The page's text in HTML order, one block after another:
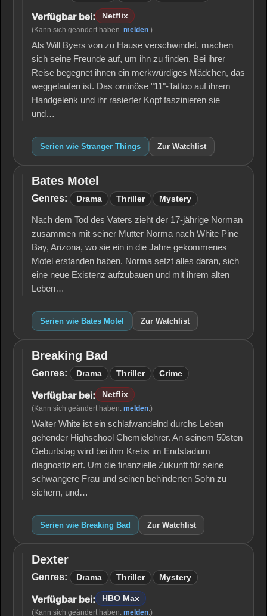
Verfügbar bei: Netflix
(Kann sich geändert haben. melden.)
Als Will Byers von zu Hause verschwindet, machen
sich seine Freunde auf, um ihn zu finden. Bei ihrer
Reise begegnet ihnen ein merkwürdiges Mädchen, das
weggelaufen ist. Das ominöse "11"-Tattoo auf ihrem
Handgelenk und ihr rasierter Kopf faszinieren sie
und…
Serien wie Stranger Things Zur Watchlist
Bates
Motel
Bates Motel
Genres: Drama Thriller Mystery
Nach dem Tod des Vaters zieht der 17-jährige Norman
zusammen mit seiner Mutter Norma nach White Pine
Bay, Arizona, wo sie ein in die Jahre gekommenes
Motel erstanden haben. Norma setzt alles daran, sich
eine neue Existenz aufzubauen und mit ihrem alten
Leben…
Serien wie Bates Motel Zur Watchlist
Breaking
Bad
Breaking Bad
Genres: Drama Thriller Crime
Verfügbar bei: Netflix
(Kann sich geändert haben. melden.)
Walter White ist ein schlafwandelnd durchs Leben
gehender Highschool Chemielehrer. An seinem 50sten
Geburtstag wird bei ihm Krebs im Endstadium
diagnostiziert. Um die finanzielle Zukunft für seine
schwangere Frau und seinen behinderten Sohn zu
sichern, und…
Serien wie Breaking Bad Zur Watchlist
Dexter
Dexter
Genres: Drama Thriller Mystery
Verfügbar bei: HBO Max
(Kann sich geändert haben. melden.)